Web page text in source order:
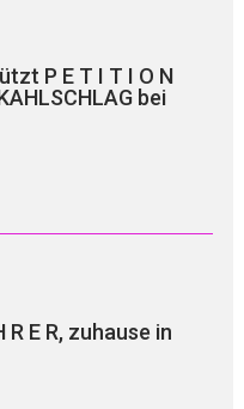
P E T I T I O N
bei
R E R, zuhause in